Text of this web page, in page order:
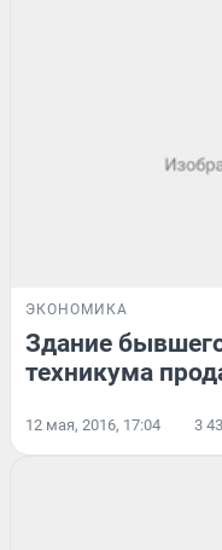
ЭКОНОМИКА
Здание
техникума
12 мая, 2016, 17:04 3